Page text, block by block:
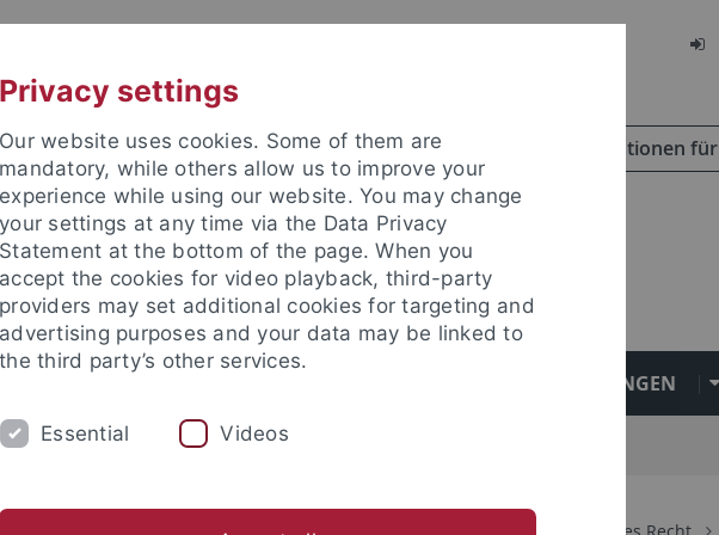
Informationen für
EINRICHTUNGEN
Lehrstühle und Personen Lehrstühle Bürgerliches Recht
Privacy settings
Our website uses cookies. Some of them are
mandatory, while others allow us to improve your
experience while using our website. You may change
your settings at any time via the Data Privacy
Statement at the bottom of the page. When you
accept the cookies for video playback, third-party
providers may set additional cookies for targeting and
advertising purposes and your data may be linked to
the third party’s other services.
Essential Videos